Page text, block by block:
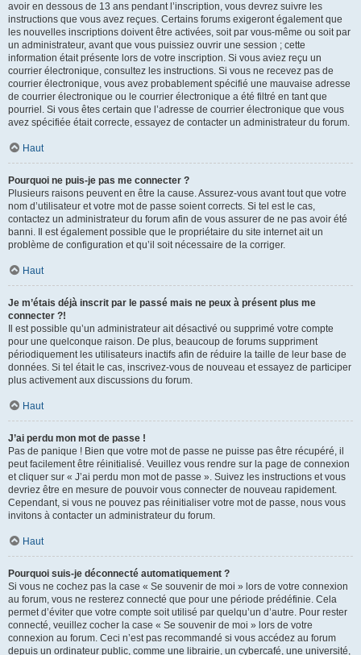
avoir en dessous de 13 ans pendant l’inscription, vous devrez suivre les
instructions que vous avez reçues. Certains forums exigeront également que
les nouvelles inscriptions doivent être activées, soit par vous-même ou soit par
un administrateur, avant que vous puissiez ouvrir une session ; cette
information était présente lors de votre inscription. Si vous aviez reçu un
courrier électronique, consultez les instructions. Si vous ne recevez pas de
courrier électronique, vous avez probablement spécifié une mauvaise adresse
de courrier électronique ou le courrier électronique a été filtré en tant que
pourriel. Si vous êtes certain que l’adresse de courrier électronique que vous
avez spécifiée était correcte, essayez de contacter un administrateur du forum.
Haut
Pourquoi ne puis-je pas me connecter ?
Plusieurs raisons peuvent en être la cause. Assurez-vous avant tout que votre
nom d’utilisateur et votre mot de passe soient corrects. Si tel est le cas,
contactez un administrateur du forum afin de vous assurer de ne pas avoir été
banni. Il est également possible que le propriétaire du site internet ait un
problème de configuration et qu’il soit nécessaire de la corriger.
Haut
Je m’étais déjà inscrit par le passé mais ne peux à présent plus me
connecter ?!
Il est possible qu’un administrateur ait désactivé ou supprimé votre compte
pour une quelconque raison. De plus, beaucoup de forums suppriment
périodiquement les utilisateurs inactifs afin de réduire la taille de leur base de
données. Si tel était le cas, inscrivez-vous de nouveau et essayez de participer
plus activement aux discussions du forum.
Haut
J’ai perdu mon mot de passe !
Pas de panique ! Bien que votre mot de passe ne puisse pas être récupéré, il
peut facilement être réinitialisé. Veuillez vous rendre sur la page de connexion
et cliquer sur « J’ai perdu mon mot de passe ». Suivez les instructions et vous
devriez être en mesure de pouvoir vous connecter de nouveau rapidement.
Cependant, si vous ne pouvez pas réinitialiser votre mot de passe, nous vous
invitons à contacter un administrateur du forum.
Haut
Pourquoi suis-je déconnecté automatiquement ?
Si vous ne cochez pas la case « Se souvenir de moi » lors de votre connexion
au forum, vous ne resterez connecté que pour une période prédéfinie. Cela
permet d’éviter que votre compte soit utilisé par quelqu’un d’autre. Pour rester
connecté, veuillez cocher la case « Se souvenir de moi » lors de votre
connexion au forum. Ceci n’est pas recommandé si vous accédez au forum
depuis un ordinateur public, comme une librairie, un cybercafé, une université,